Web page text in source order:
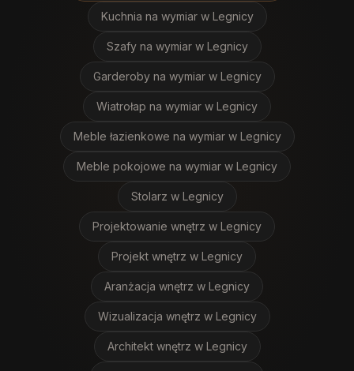
Kuchnia na wymiar w Legnicy
Szafy na wymiar w Legnicy
Garderoby na wymiar w Legnicy
Wiatrołap na wymiar w Legnicy
Meble łazienkowe na wymiar w Legnicy
Meble pokojowe na wymiar w Legnicy
Stolarz w Legnicy
Projektowanie wnętrz w Legnicy
Projekt wnętrz w Legnicy
Aranżacja wnętrz w Legnicy
Wizualizacja wnętrz w Legnicy
Architekt wnętrz w Legnicy